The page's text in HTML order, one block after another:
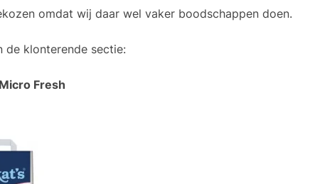
omdat wij daar wel vaker boodschappen doen.
de klonterende sectie:
Fresh